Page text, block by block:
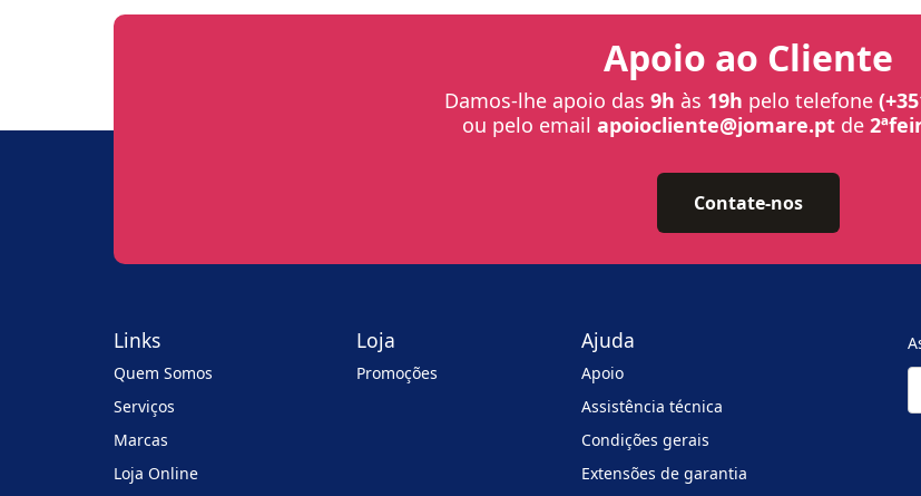
Apoio ao Cliente
Damos-lhe apoio das 9h às 19h pelo telefone
ou pelo email apoiocliente@jomare.ptde
Contate-nos
Links
Quem Somos
Serviços
Marcas
Loja Online
Loja
Promoções
Ajuda
Apoio
Assistência técnica
Condições gerais
Extensões de garantia